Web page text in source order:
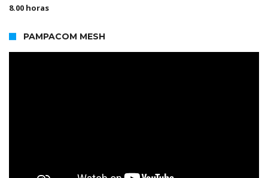
8.00 horas
PAMPACOM MESH